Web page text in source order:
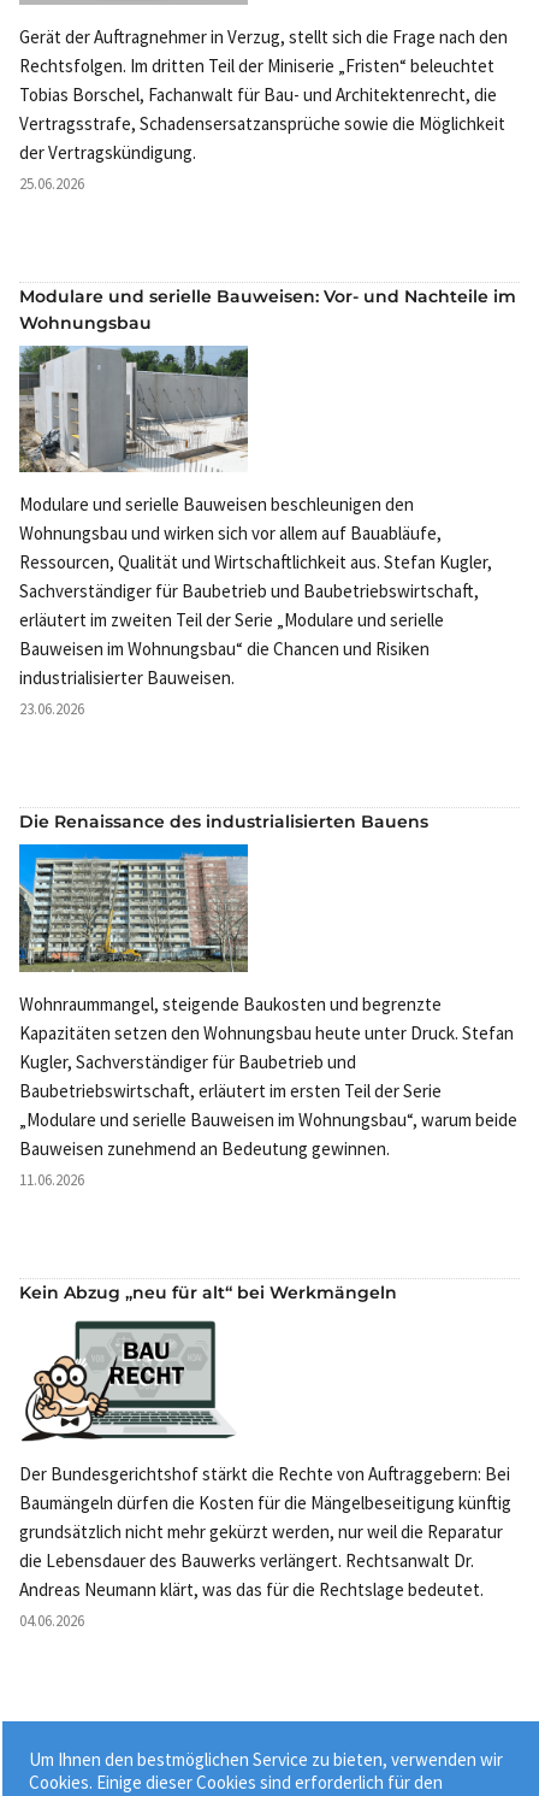
Gerät der Auftragnehmer in Verzug, stellt sich die Frage nach den
Rechtsfolgen. Im dritten Teil der Miniserie „Fristen“ beleuchtet
Tobias Borschel, Fachanwalt für Bau- und Architektenrecht, die
Vertragsstrafe, Schadensersatzansprüche sowie die Möglichkeit
der Vertragskündigung.
25.06.2026
Modulare und serielle Bauweisen: Vor- und Nachteile im
Wohnungsbau
Modulare und serielle Bauweisen beschleunigen den
Wohnungsbau und wirken sich vor allem auf Bauabläufe,
Ressourcen, Qualität und Wirtschaftlichkeit aus. Stefan Kugler,
Sachverständiger für Baubetrieb und Baubetriebswirtschaft,
erläutert im zweiten Teil der Serie „Modulare und serielle
Bauweisen im Wohnungsbau“ die Chancen und Risiken
industrialisierter Bauweisen.
23.06.2026
Die Renaissance des industrialisierten Bauens
Wohnraummangel, steigende Baukosten und begrenzte
Kapazitäten setzen den Wohnungsbau heute unter Druck. Stefan
Kugler, Sachverständiger für Baubetrieb und
Baubetriebswirtschaft, erläutert im ersten Teil der Serie
„Modulare und serielle Bauweisen im Wohnungsbau“, warum beide
Bauweisen zunehmend an Bedeutung gewinnen.
11.06.2026
Kein Abzug „neu für alt“ bei Werkmängeln
Der Bundesgerichtshof stärkt die Rechte von Auftraggebern: Bei
Baumängeln dürfen die Kosten für die Mängelbeseitigung künftig
grundsätzlich nicht mehr gekürzt werden, nur weil die Reparatur
die Lebensdauer des Bauwerks verlängert. Rechtsanwalt Dr.
Andreas Neumann klärt, was das für die Rechtslage bedeutet.
04.06.2026
Weitere News »
Um Ihnen den bestmöglichen Service zu bieten, verwenden wir
Cookies. Einige dieser Cookies sind erforderlich für den